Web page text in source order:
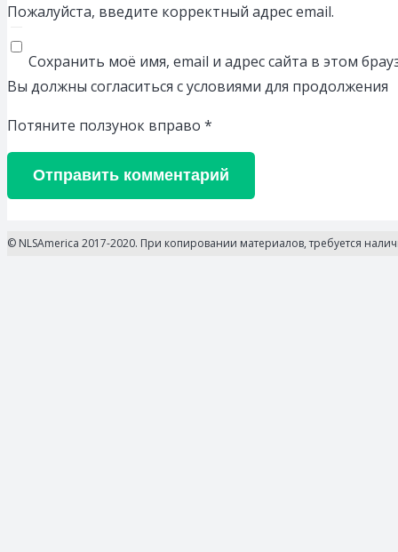
Пожалуйста, введите корректный адрес email.
Сохранить моё имя, email и адрес сайта в этом
Вы должны согласиться с условиями для продолжения
Потяните ползунок вправо *
Отправить комментарий
© NLSAmerica 2017-2020. При копировании материалов, требуется